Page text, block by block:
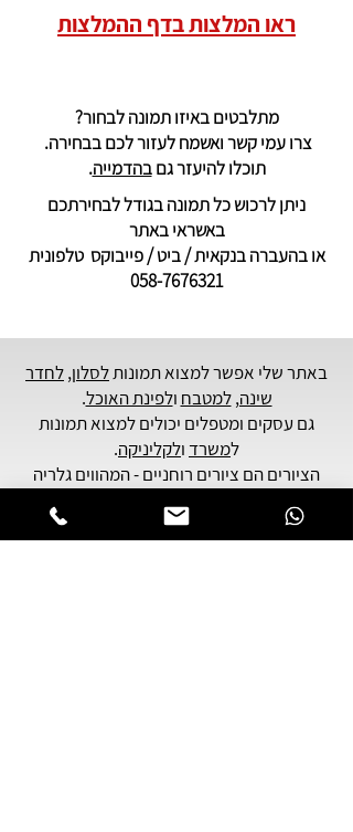
ראו המלצות בדף ההמלצות
מתלבטים באיזו תמונה לבחור?
צרו עמי קשר ואשמח לעזור לכם בבחירה.
תוכלו להיעזר גםבהדמייה.
ניתן לרכוש כל תמונה בגודל לבחירתכם
באשראי באתר
או בהעברה בנקאית / ביט / פייבוקס טלפונית
058-7676321
באתר שלי אפשר למצוא תמונותלסלון,לחדר
שינה, למטבח ולפינת האוכל.
גם עסקים ומטפלים יכולים למצוא תמונות
למשרד ולקליניקה.
הציורים הם ציורים רוחניים - המהווים גלריה
בהשראה של אמנות קבלית ומדיטציה קבלית.